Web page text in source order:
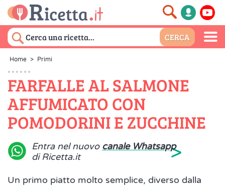
Home > Primi
FARFALLE AL SALMONE
AFFUMICATO CON
POMODORINI E ZUCCHINE
Entra nel nuovo canale Whatsapp
di Ricetta.it
>
Un primo piatto molto semplice, diverso dalla